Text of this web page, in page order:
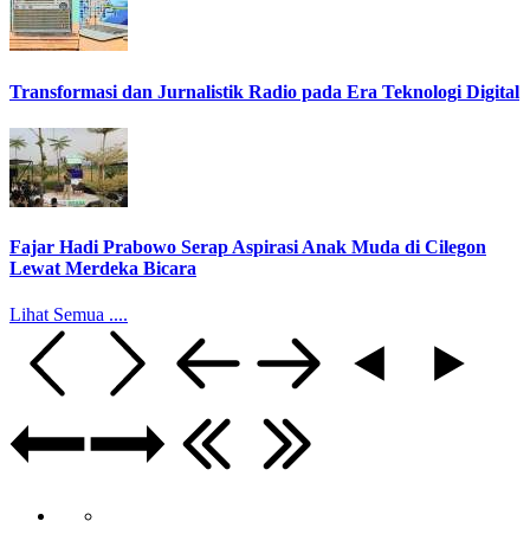
Transformasi dan Jurnalistik Radio pada Era Teknologi Digital
Fajar Hadi Prabowo Serap Aspirasi Anak Muda di Cilegon
Lewat Merdeka Bicara
Lihat Semua ....